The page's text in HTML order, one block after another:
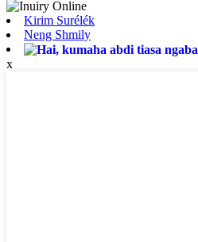
Kirim Surélék
Neng Shmily
x